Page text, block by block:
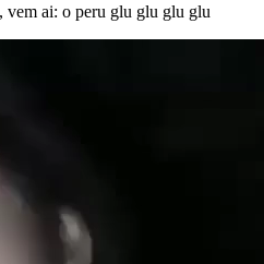
vem ai: o peru glu glu glu glu